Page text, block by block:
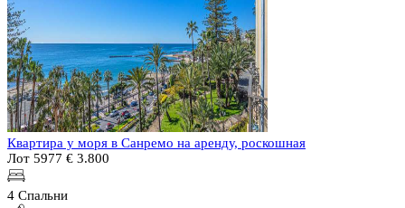
Квартира у моря в Санремо на аренду, роскошная
Лот 5977 € 3.800
4 Спальни